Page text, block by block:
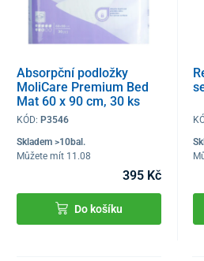
Absorpční podložky
MoliCare Premium Bed
Mat 60 x 90 cm, 30 ks
KÓD: P3546
Skladem >10bal.
Můžete mít 11.08
395 Kč
Do košíku